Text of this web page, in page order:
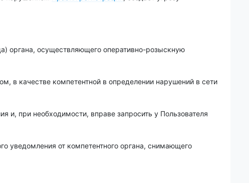
органа, осуществляющего оперативно-розыскную
в качестве компетентной в определении нарушений в сети
и, при необходимости, вправе запросить у Пользователя
уведомления от компетентного органа, снимающего